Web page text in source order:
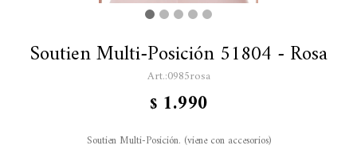
Soutien Multi-Posición 51804 - Rosa
0985rosa
$ 1.990
Soutien Multi-Posición. (viene con accesorios)